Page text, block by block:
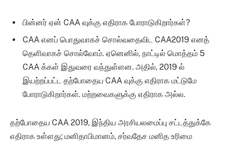
பின்னர் ஏன் CAA வுக்கு எதிராக போராடுகிறார்கள்?
CAA எனப் பொதுவாகச் சொல்வதைவிட CAA2019 எனத்
தெளிவாகச் சொல்வோம். ஏனெனில், நாட்டில் மொத்தம் 5
CAA க்கள் இதுவரை வந்துள்ளன. அதில், 2019 ல்
இயற்றப்பட்ட தற்போதைய CAA வுக்கு எதிராக மட்டுமே
போராடுகிறார்கள். மற்றவைகளுக்கு எதிராக அல்ல.
தற்போதைய CAA 2019, இந்திய அரசியலமைப்பு சட்டத்துக்கே
எதிராக உள்ளது; மனிதாபிமானம், சர்வதேச மனித உரிமை